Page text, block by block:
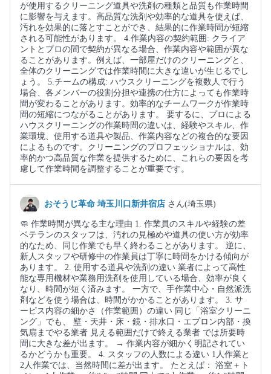
が使用するクリーニング道具や洗剤の種類と品質も作業時間
に影響を与えます。高品質な洗剤や効率的な道具を使えば、
汚れを効果的に落とすことができ、結果的に作業時間が短縮
される可能性があります。 4.作業内容の契約範囲: クライア
ントとプロの間で契約が異なる場合、作業内容や範囲が異な
ることがあります。例えば、一部屋だけのクリーニングと、
全体のクリーニングでは作業時間に大きな違いが生じるでし
ょう。 5.チームの構成: ハウスクリーニングを複数人で行う
場合、各メンバーの役割分担や連携の仕方によっても作業時
間が変わることがあります。効率的なチームワークが作業時
間の短縮につながることがあります。 要するに、プロによる
ハウスクリーニングの作業時間の違いは、経験やスキル、作
業環境、使用する道具や製品、作業内容などの複合的な要因
によるものです。クリーニングのプロフェッショナルは、効
率的かつ高品質な作業を提供するために、これらの要因を考
慮して作業時間を調整することが重要です。
おそうじ革命 埼玉川口新井宿店 さん(埼玉県)
🧼 作業時間が異なる主な理由 1. 作業員のスキルや経験の差
ベテランのスタッフは、汚れの見極めや道具の使い方が効率
的なため、同じ作業でも早く終わることがあります。 逆に、
新人スタッフや研修中の作業員は丁寧に時間をかける傾向が
あります。 2. 使用する道具や洗剤の違い 業者によって高性
能な専用機材や業務用洗剤を使用している場合、効率が良く
なり、時間が短く済みます。 一方で、手作業中心・自然派洗
剤などを使う場合は、時間がかかることがあります。 3. サ
ービス内容の細かさ（作業範囲）の違い 同じ「浴室クリーニ
ング」でも、 壁・天井・床・鏡・排水口・エプロン内部・換
気扇までやる業者 見える範囲だけで終える業者 では所要時
間に大きな差が出ます。 → 作業内容が細かく明記されてい
るかどうかも重要。 4. スタッフの人数による違い 1人作業と
2人作業では、当然時間に差が出ます。 たとえば： 浴室＋ト